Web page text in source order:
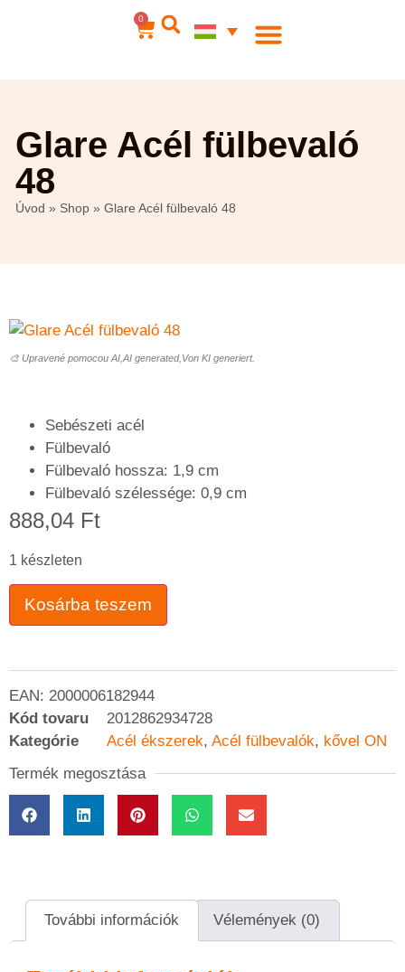
0
Glare Acél fülbevaló
48
Úvod » Shop » Glare Acél fülbevaló 48
🎨 Upravené pomocou AI,AI generated,Von KI generiert.
Sebészeti acél
Fülbevaló
Fülbevaló hossza: 1,9 cm
Fülbevaló szélessége: 0,9 cm
888,04 Ft
1 készleten
Kosárba teszem
EAN: 2000006182944
Kód tovaru
2012862934728
Kategórie
Acél ékszerek, Acél fülbevalók, kővel ON
Termék megosztása
További információk Vélemények (0)